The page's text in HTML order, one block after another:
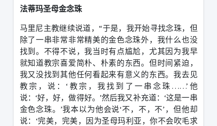
法蒂玛圣母金念珠
马里尼主教继续说道，“于是，我开始寻找念珠，但
除了一串非常非常精美的金色念珠外，我什么也没
找到。不得不说，我当时有点尴尬，尤其因为我早
就知道教宗喜爱简朴、朴素的东西。但时间紧迫，
我又没找到其他任何看起来有意义的东西。我去见
教宗，说：‘ 教宗，我找到了一串念珠 ……’ 他
说： ‘好，好，做得好。 ’然后我又补充道： ‘这是一串
金色念珠。 ’我本以为他会说‘不，不，不’ ，但他却
说： ‘完美，完美，因为圣母玛利亚，你不会吹毛求